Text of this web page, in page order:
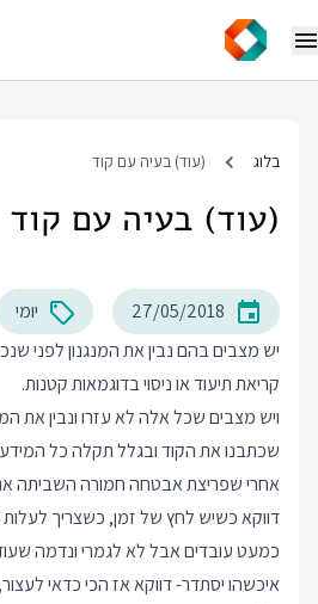
בלוג (עוד) בעיה עם קוד
(עוד) בעיה עם קוד
27/05/2018
יומי
יש מצבים בהם נבין את המנגנון לפני
קריאת תיעוד או ניסוי בדוגמאות קטנות.
ויש מצבים שכל אלה לא עזרו ונבין את
שכתבנו את הקוד ובגלל תקלה כל
אחרי שפריצת אבטחה חמורה השביתה
דווקא כשיש לחץ של זמן, כשצריך לעלות
כמעט עובדים אבל לא לגמרי ונדמה
איכשהו יסתדר- דווקא אז הכי כדאי